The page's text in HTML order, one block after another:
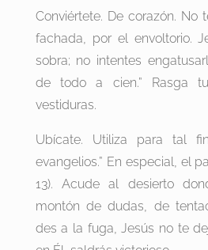
Conviértete. De corazón. No
fachada, por el envoltorio.
sobra; no intentes
de todo a cien.” Rasga
vestiduras.
Ubícate. Utiliza para tal
evangelios.” En especial, el
13). Acude al desierto
montón de dudas, de
des a la fuga, Jesús no te